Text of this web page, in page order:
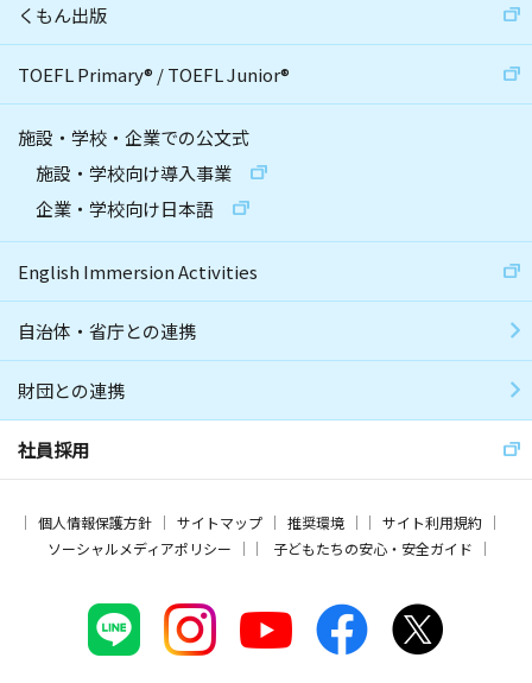
くもん出版
TOEFL Primary® /TOEFL Junior®
施設・学校・企業での公文式
施設・学校向け導入事業
企業・学校向け日本語
English Immersion Activities
自治体・省庁との連携
財団との連携
社員採用
個人情報保護方針 サイトマップ 推奨環境
サイト利用規約
ソーシャルメディアポリシー
子どもたちの安心・安全ガイド